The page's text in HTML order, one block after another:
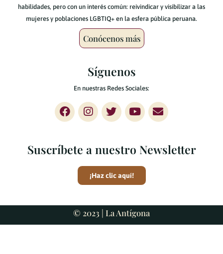
habilidades, pero con un interés común: reivindicar y visibilizar a las
mujeres y poblaciones LGBTIQ+ en la esfera pública peruana.
Conócenos más
Síguenos
En nuestras Redes Sociales:
Suscríbete a nuestro Newsletter
¡Haz clic aquí!
© 2023 | La Antígona